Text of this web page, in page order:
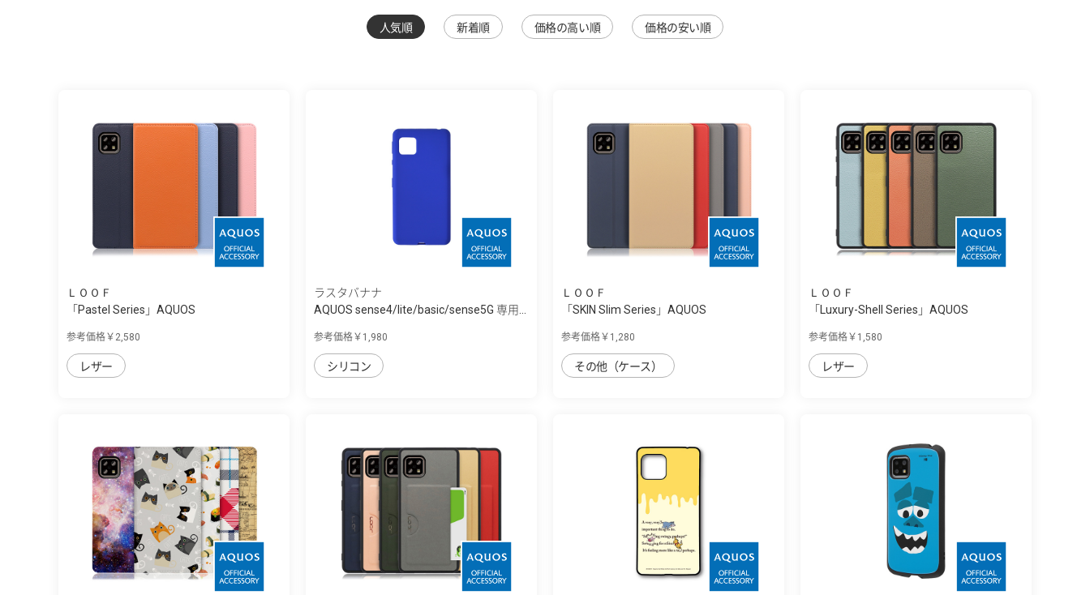
人気順 新着順 価格の高い順 価格の安い順
ＬＯＯＦ
「Pastel Series」AQUOS
参考価格￥2,580
レザー
ラスタバナナ
AQUOS sense4/lite/basic/sense5G 専用...
参考価格￥1,980
シリコン
ＬＯＯＦ
「SKIN Slim Series」AQUOS
参考価格￥1,280
その他（ケース）
ＬＯＯＦ
「Luxury-Shell Series」AQUOS
参考価格￥1,580
レザー